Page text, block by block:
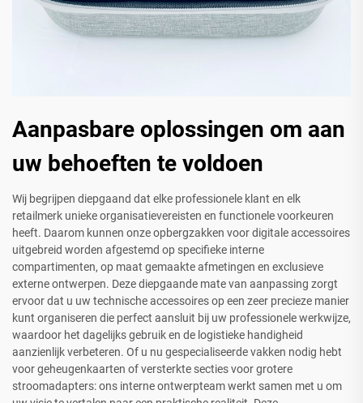
Aanpasbare oplossingen om aan
uw behoeften te voldoen
Wij begrijpen diepgaand dat elke professionele klant en elk
retailmerk unieke organisatievereisten en functionele voorkeuren
heeft. Daarom kunnen onze opbergzakken voor digitale accessoires
uitgebreid worden afgestemd op specifieke interne
compartimenten, op maat gemaakte afmetingen en exclusieve
externe ontwerpen. Deze diepgaande mate van aanpassing zorgt
ervoor dat u uw technische accessoires op een zeer precieze manier
kunt organiseren die perfect aansluit bij uw professionele werkwijze,
waardoor het dagelijks gebruik en de logistieke handigheid
aanzienlijk verbeteren. Of u nu gespecialiseerde vakken nodig hebt
voor geheugenkaarten of versterkte secties voor grotere
stroomadapters: ons interne ontwerpteam werkt samen met u om